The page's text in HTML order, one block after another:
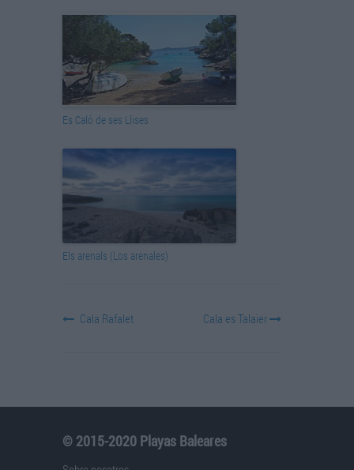
Es Caló de ses Llises
Els arenals (Los arenales)
Cala Rafalet Cala es Talaier
© 2015-2020 Playas Baleares